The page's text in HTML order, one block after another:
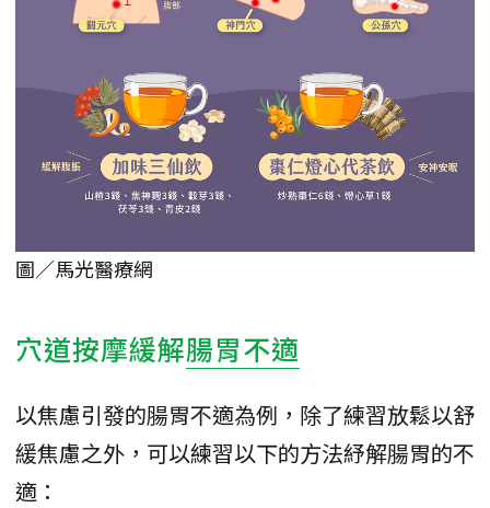
圖／馬光醫療網
穴道按摩緩解腸胃不適
以焦慮引發的腸胃不適為例，除了練習放鬆以舒
緩焦慮之外，可以練習以下的方法紓解腸胃的不
適：